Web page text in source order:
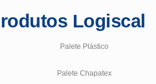
Logiscal
Palete Plástico
Palete Chapatex